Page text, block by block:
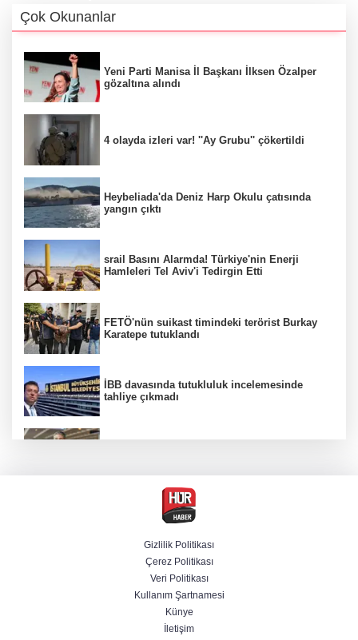
Çok Okunanlar
Yeni Parti Manisa İl Başkanı İlksen Özalper
gözaltına alındı
4 olayda izleri var! ''Ay Grubu'' çökertildi
Heybeliada'da Deniz Harp Okulu çatısında
yangın çıktı
srail Basını Alarmda! Türkiye'nin Enerji
Hamleleri Tel Aviv'i Tedirgin Etti
FETÖ'nün suikast timindeki terörist Burkay
Karatepe tutuklandı
İBB davasında tutukluluk incelemesinde
tahliye çıkmadı
MGK toplanıyor: Ana gündem Terörsüz
MGK toplantısı sona erdi, 8 maddelik bildiri
yayımlandı
Şehit aileleri ve gazilerin haklarına ilişkin
Gizlilik Politikası
Çerez Politikası
Veri Politikası
Kullanım Şartnamesi
Künye
İletişim